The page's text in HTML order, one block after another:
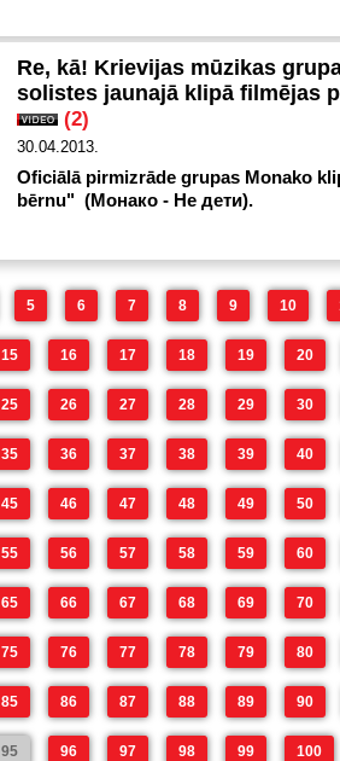
Re, kā! Krievijas mūzikas
solistes jaunajā klipā filmējas
(2)
30.04.2013.
Oficiālā pirmizrāde grupas Monako
bērnu" (Монако - Не дети).
5 6 7 8 9 10
15 16 17 18 19 20
25 26 27 28 29 30
35 36 37 38 39 40
45 46 47 48 49 50
55 56 57 58 59 60
65 66 67 68 69 70
75 76 77 78 79 80
85 86 87 88 89 90
95 96 97 98 99 100